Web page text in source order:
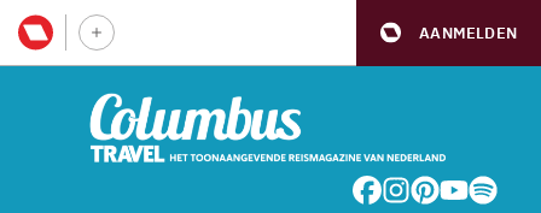
AANMELDEN